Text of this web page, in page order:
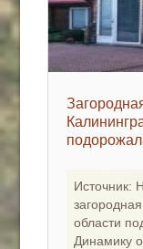
Источник:
области
Динамику